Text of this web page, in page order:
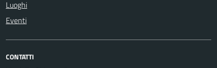
Luoghi
Eventi
CONTATTI